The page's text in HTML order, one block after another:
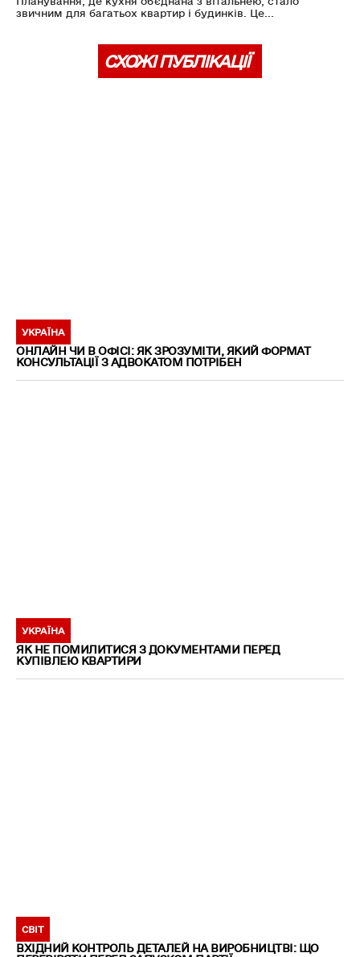
звичним для багатьох квартир і будинків. Це...
СХОЖІ ПУБЛІКАЦІЇ
УКРАЇНА
ОНЛАЙН ЧИ В ОФІСІ: ЯК ЗРОЗУМІТИ, ЯКИЙ ФОРМАТ
КОНСУЛЬТАЦІЇ З АДВОКАТОМ ПОТРІБЕН
УКРАЇНА
ЯК НЕ ПОМИЛИТИСЯ З ДОКУМЕНТАМИ ПЕРЕД
КУПІВЛЕЮ КВАРТИРИ
СВІТ
ВХІДНИЙ КОНТРОЛЬ ДЕТАЛЕЙ НА ВИРОБНИЦТВІ: ЩО